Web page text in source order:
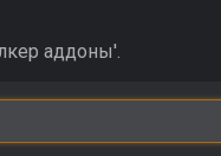
аддоны'.